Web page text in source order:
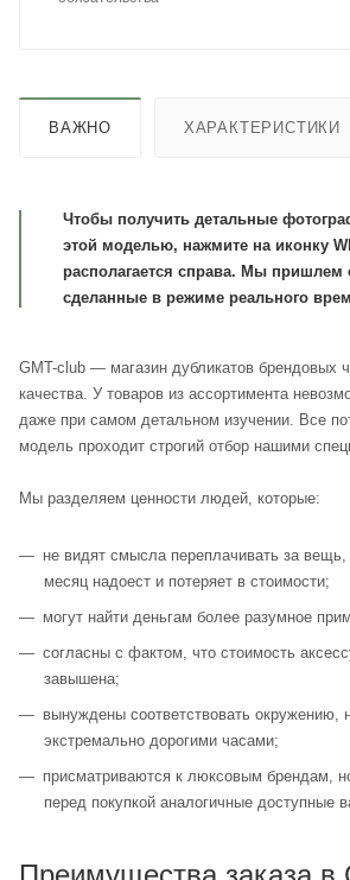
ВАЖНО ХАРАКТЕРИСТИКИ
Чтобы получить детальные
этой моделью, нажмите на иконку
располагается справа. Мы пришлем
сделанные в режиме реального
GMT-club — магазин дубликатов брендовых
качества. У товаров из ассортимента
даже при самом детальном изучении. Все
модель проходит строгий отбор нашими
Мы разделяем ценности людей, которые:
не видят смысла переплачивать за вещь,
месяц надоест и потеряет в стоимости;
могут найти деньгам более разумное
согласны с фактом, что стоимость
завышена;
вынуждены соответствовать окружению,
экстремально дорогими часами;
присматриваются к люксовым брендам,
перед покупкой аналогичные доступные